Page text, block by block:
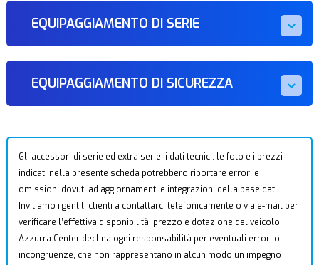
EQUIPAGGIAMENTO DI SERIE
EQUIPAGGIAMENTO DI SICUREZZA
Gli accessori di serie ed extra serie, i dati tecnici, le foto e i prezzi
indicati nella presente scheda potrebbero riportare errori e
omissioni dovuti ad aggiornamenti e integrazioni della base dati.
Invitiamo i gentili clienti a contattarci telefonicamente o via e-mail per
verificare l’effettiva disponibilità, prezzo e dotazione del veicolo.
Azzurra Center declina ogni responsabilità per eventuali errori o
incongruenze, che non rappresentano in alcun modo un impegno